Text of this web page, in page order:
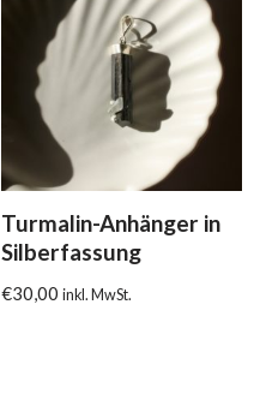
Turmalin-Anhänger in
Silberfassung
€30,00 inkl. MwSt.